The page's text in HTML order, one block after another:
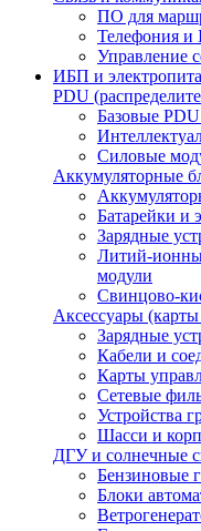
ПО для
Телефония и
Управление
ИБП и
PDU
Базовые
Силовые
Аккумуляторные
Батарейки и
Зарядные
Литий-
модули
Свинцово-
Аксессуары
Зарядные
Кабели и
Карты
Сетевые
Устройства
Шасси и
ДГУ и солнечные
Бензиновые
Блоки